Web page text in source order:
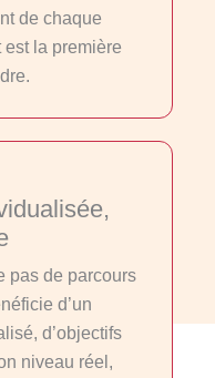
de chaque
est la première
pas de parcours
d’un
d’objectifs
niveau réel,